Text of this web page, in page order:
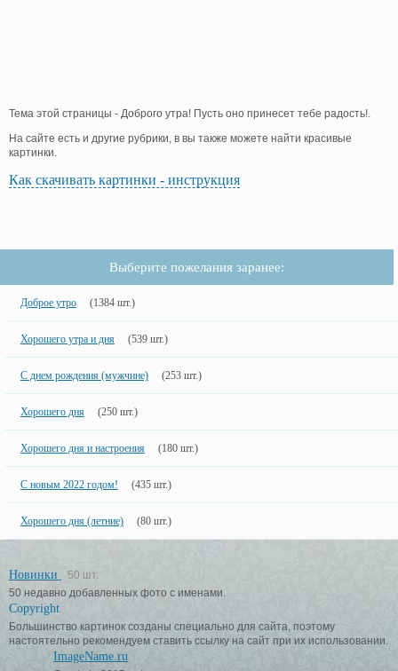
Тема этой страницы - Доброго утра! Пусть оно принесет тебе радость!.
На сайте есть и другие рубрики, в вы также можете найти красивые
картинки.
Как скачивать картинки - инструкция
Выберите пожелания заранее:
Доброе утро (1384 шт.)
Хорошего утра и дня (539 шт.)
С днем рождения (мужчине) (253 шт.)
Хорошего дня (250 шт.)
Хорошего дня и настроения (180 шт.)
С новым 2022 годом! (435 шт.)
Хорошего дня (летние) (80 шт.)
Новинки
50 шт.
50 недавно добавленных фото с именами.
Copyright
Большинство картинок созданы специально для сайта, поэтому
настоятельно рекомендуем ставить ссылку на сайт при их использовании.
ImageName.ru